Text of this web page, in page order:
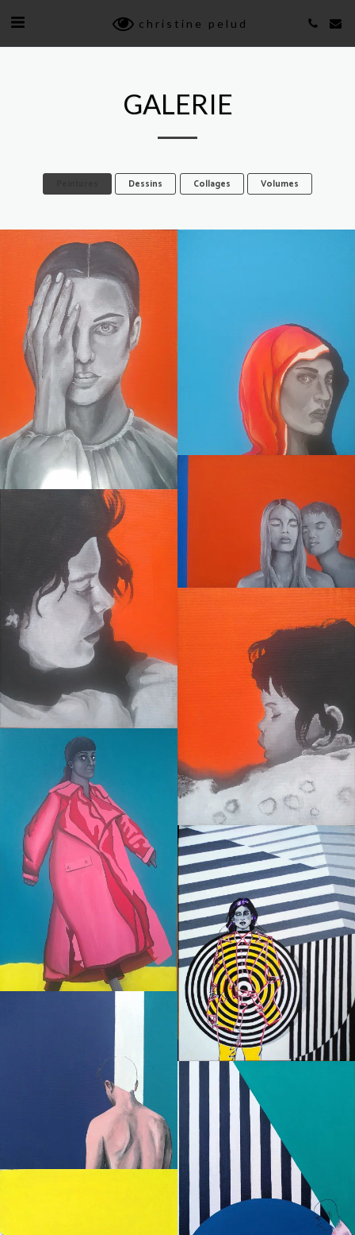
christine pelud
GALERIE
Dessins Collages Volumes
Sans titre
Sans titre
Enfant
Transparence